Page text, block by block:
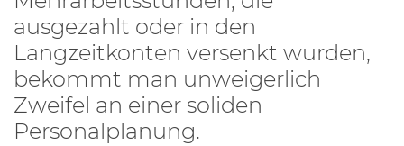
ausgezahlt oder in den
Langzeitkonten versenkt wurden,
bekommt man unweigerlich
Zweifel an einer soliden
Personalplanung.